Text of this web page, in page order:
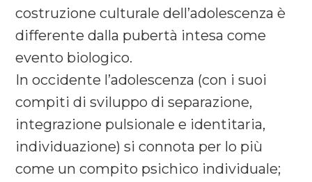
costruzione culturale dell’adolescenza è
differente dalla pubertà intesa come
evento biologico.
In occidente l’adolescenza (con i suoi
compiti di sviluppo di separazione,
integrazione pulsionale e identitaria,
individuazione) si connota per lo più
come un compito psichico individuale;